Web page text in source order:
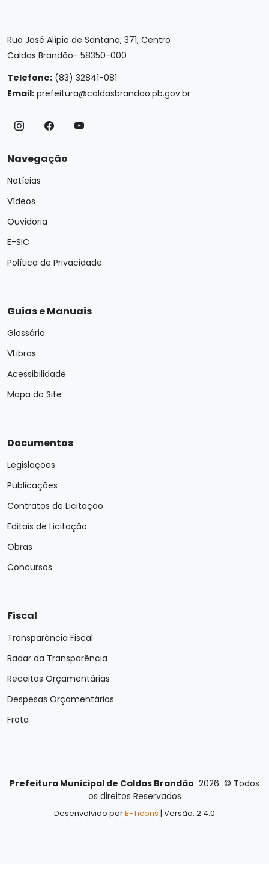
Rua José Alípio de Santana, 371, Centro
Caldas Brandão- 58350-000
Telefone: (83) 32841-081
Email: prefeitura@caldasbrandao.pb.gov.br
Navegação
Notícias
Vídeos
Ouvidoria
E-SIC
Política de Privacidade
Guias e Manuais
Glossário
VLibras
Acessibilidade
Mapa do Site
Documentos
Legislações
Publicações
Contratos de Licitação
Editais de Licitação
Obras
Concursos
Fiscal
Transparência Fiscal
Radar da Transparência
Receitas Orçamentárias
Despesas Orçamentárias
Frota
Prefeitura Municipal de Caldas Brandão 2026 © Todos
os direitos Reservados
Desenvolvido porE-Ticons | Versão: 2.4.0